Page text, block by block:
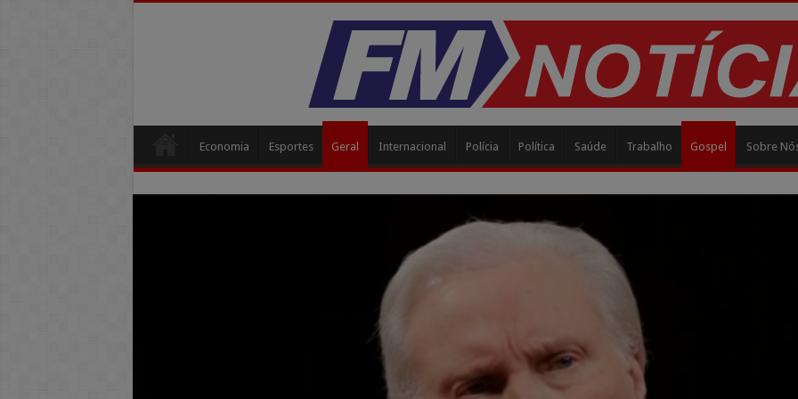
Economia Esportes Geral Internacional Polícia Política Saúde Trabalho Gospel Sobre